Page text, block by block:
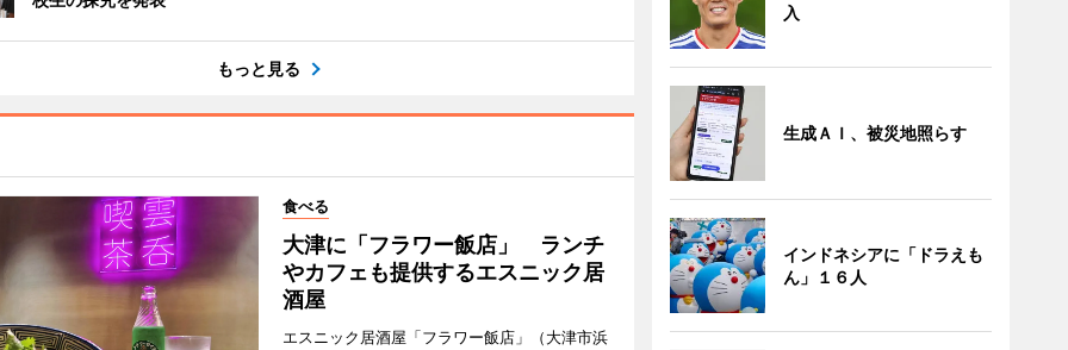
もっと見る
食べる
大津に「フラワー飯店」 ランチ
やカフェも提供するエスニック居
酒屋
エスニック居酒屋「フラワー飯店」（大津市浜
入
生成ＡＩ、被災地照らす
インドネシアに「ドラえも
ん」１６人